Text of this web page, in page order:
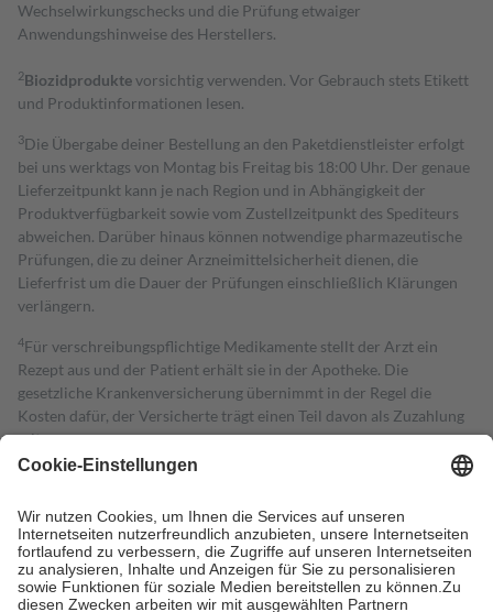
Wechselwirkungschecks und die Prüfung etwaiger
Anwendungshinweise des Herstellers.
2Biozidproduktevorsichtig verwenden. Vor Gebrauch stets Etikett
und Produktinformationen lesen.
3Die Übergabe deiner Bestellung an den Paketdienstleister erfolgt
bei uns werktags von Montag bis Freitag bis 18:00 Uhr. Der genaue
Lieferzeitpunkt kann je nach Region und in Abhängigkeit der
Produktverfügbarkeit sowie vom Zustellzeitpunkt des Spediteurs
abweichen. Darüber hinaus können notwendige pharmazeutische
Prüfungen, die zu deiner Arzneimittelsicherheit dienen, die
Lieferfrist um die Dauer der Prüfungen einschließlich Klärungen
verlängern.
4Für verschreibungspflichtige Medikamente stellt der Arzt ein
Rezept aus und der Patient erhält sie in der Apotheke. Die
gesetzliche Krankenversicherung übernimmt in der Regel die
Kosten dafür, der Versicherte trägt einen Teil davon als Zuzahlung
mit.
Grundsätzlich leisten Mitglieder Zuzahlungen in Höhe von zehn
höchstens zehn Euro.
Es sind jedoch nie mehr als die tatsächlichen
Kosten der Leistung zu entrichten.
Diese Regeln gelten grundsätzlich auch für Online-Apotheken.
Bei Heilmitteln und häuslicher Krankenpflege beträgt die
Zuzahlung zehn Prozent der Kosten sowie zehn Euro je